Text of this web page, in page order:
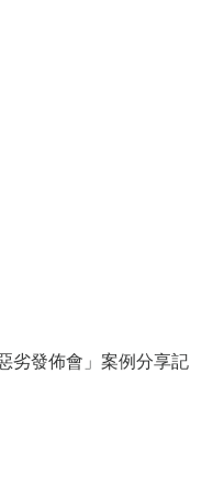
劣發佈會」案例分享記